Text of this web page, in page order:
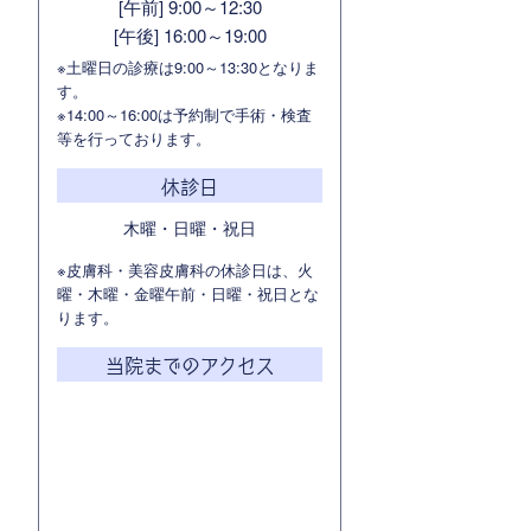
[午前] 9:00～12:30
[午後] 16:00～19:00
※土曜日の診療は9:00～13:30となりま
す。
※14:00～16:00は予約制で手術・検査
等を行っております。
休診日
木曜・日曜・祝日
※皮膚科・美容皮膚科の休診日は、火
曜・木曜・金曜午前・日曜・祝日とな
ります。
当院までのアクセス